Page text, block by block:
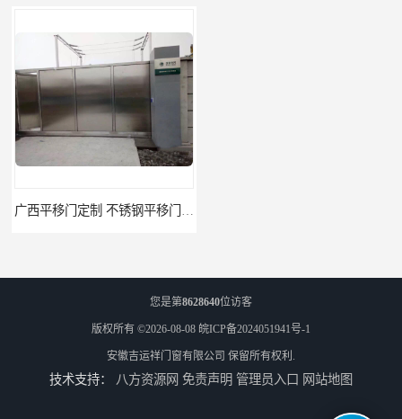
广西平移门定制 不锈钢平移门 别墅平移门
您是第8628640位访客
版权所有 ©2026-08-08 皖ICP备2024051941号-1
安徽吉运祥门窗有限公司 保留所有权利.
技术支持： 八方资源网 免责声明 管理员入口 网站地图